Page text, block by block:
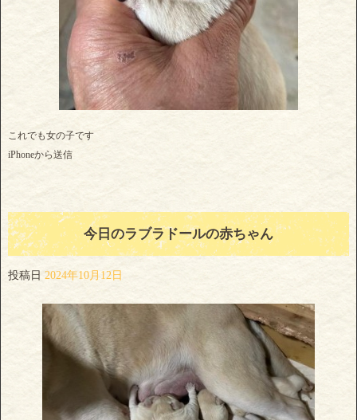
これでも女の子です
iPhoneから送信
今日のラブラドールの赤ちゃん
投稿日 2024年10月12日